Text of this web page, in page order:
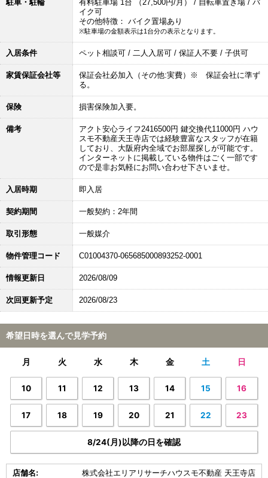
駐車・駐輪
有料駐車場 1台 （27,500円/月） / 自転車置き場 / バ
イク可
その他特徴： バイク置場あり
※駐車場の金額表示は1台分の表示となります。
入居条件 ペット相談可 / 二人入居可 / 保証人不要 / 子供可
家賃保証会社等
保証会社必加入（その他:実費）※ 保証会社に準ず
る。
保険 損害保険加入要。
備考
アクト安心ライフ2416500円 鍵交換代11000円 ハウ
スモ不動産天王寺店では経験豊富なスタッフが在籍
しており、大阪府内全域でお部屋探しが可能です。
インターネットに掲載している物件はごく一部です
ので是非お気軽にお問い合わせ下さいませ。
入居時期 即入居
契約期間 一般契約：2年間
取引形態 一般媒介
物件管理コード C01004370-065685000893252-0001
情報更新日 2026/08/09
次回更新予定 2026/08/23
希望日時を選んで見学予約
月 火 水 木 金 土 日
10 11 12 13 14 15 16
17 18 19 20 21 22 23
8/24(月)以降の日を確認
店舗名: 株式会社エリアリサーチハウスモ不動産 天王寺店